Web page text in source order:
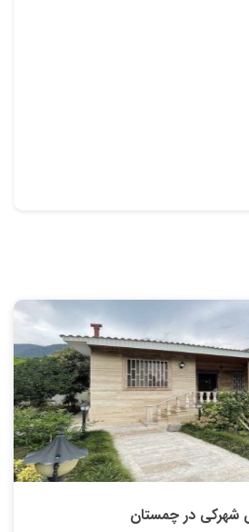
شهرکی در چمستان